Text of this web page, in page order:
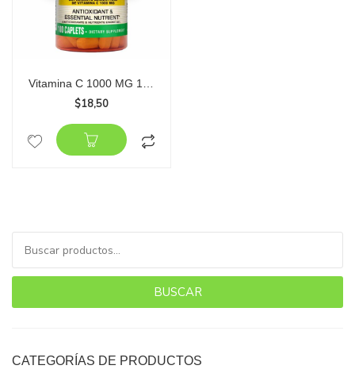
Vitamina C 1000 MG 100 Cápsulas
$18,50
BUSCAR
CATEGORÍAS DE PRODUCTOS